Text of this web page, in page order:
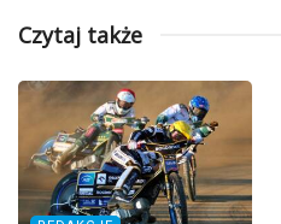
Czytaj także